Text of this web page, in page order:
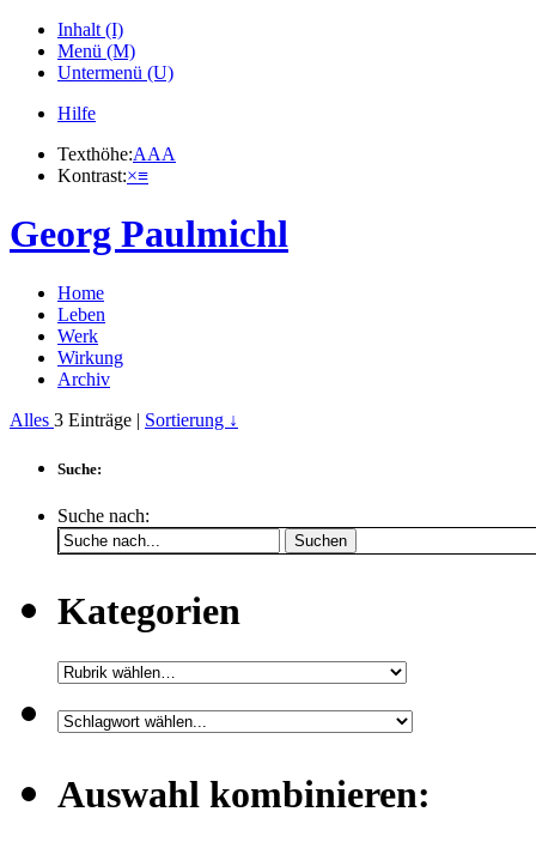
Inhalt (I)
Menü (M)
Untermenü (U)
Hilfe
Texthöhe:AAA
Kontrast:×≡
Georg Paulmichl
Home
Leben
Werk
Wirkung
Archiv
Alles 3 Einträge | Sortierung ↓
Suche:
Suche nach:
Suchen
Kategorien
Auswahl kombinieren: